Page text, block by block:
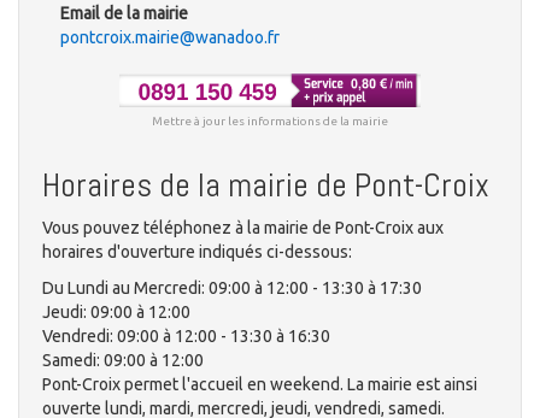
Email de la mairie
pontcroix.mairie@wanadoo.fr
Mettre à jour les informations de la mairie
Horaires de la mairie de Pont-Croix
Vous pouvez téléphonez à la mairie de Pont-Croix aux
horaires d'ouverture indiqués ci-dessous:
Du Lundi au Mercredi: 09:00 à 12:00 - 13:30 à 17:30
Jeudi: 09:00 à 12:00
Vendredi: 09:00 à 12:00 - 13:30 à 16:30
Samedi: 09:00 à 12:00
Pont-Croix permet l'accueil en weekend. La mairie est ainsi
ouverte lundi, mardi, mercredi, jeudi, vendredi, samedi.